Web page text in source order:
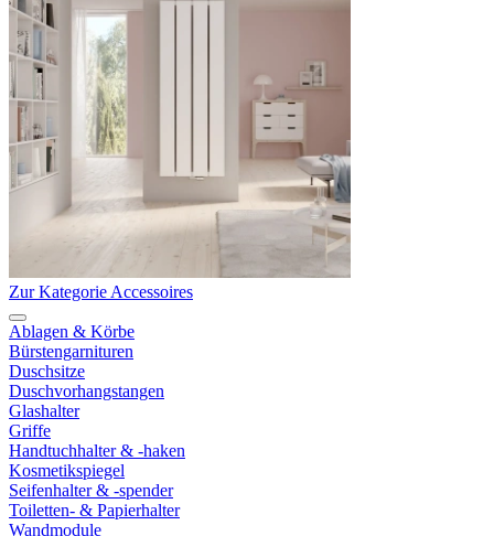
Zur Kategorie Accessoires
Ablagen & Körbe
Bürstengarnituren
Duschsitze
Duschvorhangstangen
Glashalter
Griffe
Handtuchhalter & -haken
Kosmetikspiegel
Seifenhalter & -spender
Toiletten- & Papierhalter
Wandmodule